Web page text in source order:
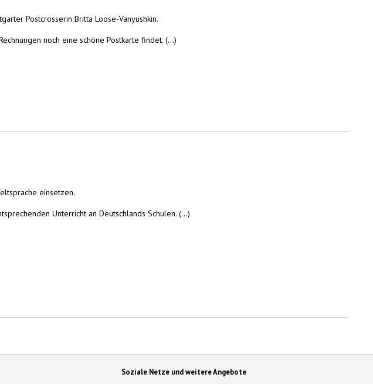
Postcrosserin Britta Loose-Vanyushkin.
noch eine schöne Postkarte findet. (...)
einsetzen.
Unterricht an Deutschlands Schulen. (...)
Soziale Netze und weitere Angebote